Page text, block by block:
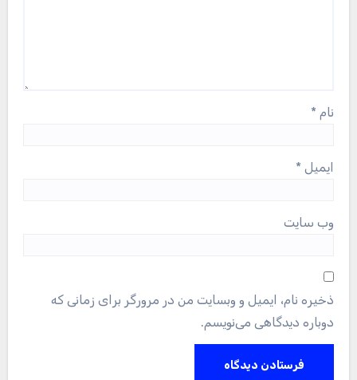
نام *
ایمیل *
وب‌ سایت
ذخیره نام، ایمیل و وبسایت من در مرورگر برای زمانی که
دوباره دیدگاهی می‌نویسم.